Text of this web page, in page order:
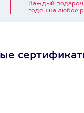
Каждый
годен на любое